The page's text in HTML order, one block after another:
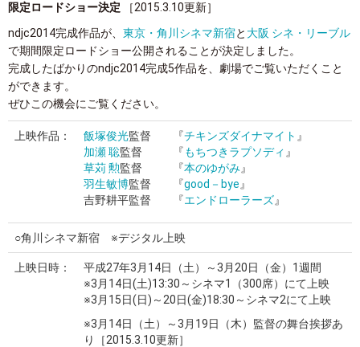
限定ロードショー決定
［2015.3.10更新］
ndjc2014完成作品が、 東京・角川シネマ新宿と 大阪 シネ・リーブル
で期間限定ロードショー公開されることが決定しました。
完成したばかりのndjc2014完成5作品を、劇場でご覧いただくこと
ができます。
ぜひこの機会にご覧ください。
上映作品： 飯塚俊光監督
加瀬 聡監督
草苅 勲監督
羽生敏博監督
吉野耕平監督
『チキンズダイナマイト 』
『もちつきラプソディ 』
『本のゆがみ』
『good－bye 』
『エンドローラーズ』
○角川シネマ新宿 ※デジタル上映
上映日時：
平成27年3月14日（土）～3月20日（金）1週間
※3月14日(土)13:30～シネマ1（300席）にて上映
※3月15日(日)～20日(金)18:30～シネマ2にて上映
※3月14日（土）～3月19日（木）監督の舞台挨拶あ
り
［2015.3.10更新］